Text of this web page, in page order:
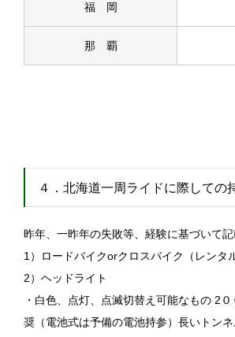
福 岡
那 覇
４．北海道一周ライドに際しての
昨年、一昨年の失敗等、経験に基づいて
1）ロードバイクorクロスバイク（レンタ
2）ヘッドライト
・白色、点灯、点滅切替え可能なもの 2
奨（電池式は予備の電池持参）長いトン